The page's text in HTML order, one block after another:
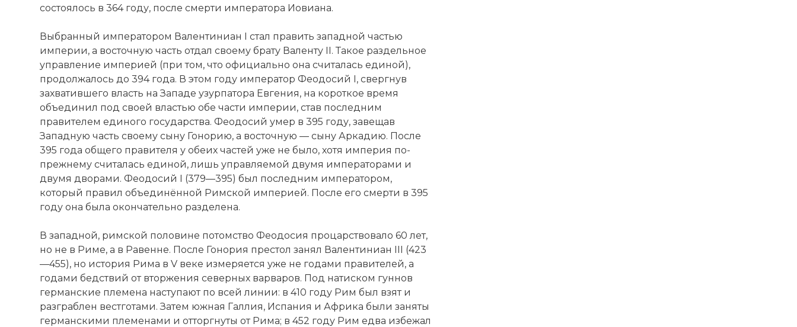
состоялось в 364 году, после смерти императора Иовиана.
Выбранный императором Валентиниан I стал править западной частью
империи, а восточную часть отдал своему брату Валенту II. Такое раздельное
управление империей (при том, что официально она считалась единой),
продолжалось до 394 года. В этом году император Феодосий I, свергнув
захватившего власть на Западе узурпатора Евгения, на короткое время
объединил под своей властью обе части империи, став последним
правителем единого государства. Феодосий умер в 395 году, завещав
Западную часть своему сыну Гонорию, а восточную — сыну Аркадию. После
395 года общего правителя у обеих частей уже не было, хотя империя по-
прежнему считалась единой, лишь управляемой двумя императорами и
двумя дворами. Феодосий I (379—395) был последним императором,
который правил объединённой Римской империей. После его смерти в 395
году она была окончательно разделена.
В западной, римской половине потомство Феодосия процарствовало 60 лет,
но не в Риме, а в Равенне. После Гонория престол занял Валентиниан III (423
—455), но история Рима в V веке измеряется уже не годами правителей, а
годами бедствий от вторжения северных варваров. Под натиском гуннов
германские племена наступают по всей линии: в 410 году Рим был взят и
разграблен вестготами. Затем южная Галлия, Испания и Африка были заняты
германскими племенами и отторгнуты от Рима; в 452 году Рим едва избежал